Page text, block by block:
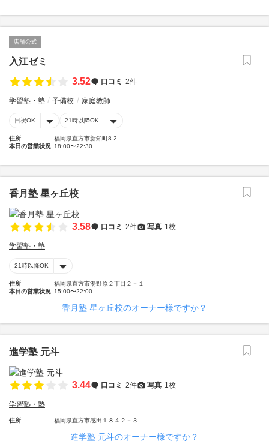
店舗公式
入江ゼミ
3.52
口コミ 2件
学習塾・塾 予備校 家庭教師
日祝OK 21時以降OK
住所
福岡県直方市新知町8-2
本日の営業状況 18:00〜22:30
香月塾 星ヶ丘校
3.58 口コミ 2件 写真 1枚
学習塾・塾
21時以降OK
住所
福岡県直方市湯野原２丁目２－１
本日の営業状況 15:00〜22:00
香月塾 星ヶ丘校のオーナー様ですか？
進学塾 元斗
3.44 口コミ 2件 写真 1枚
学習塾・塾
住所 福岡県直方市感田１８４２－３
進学塾 元斗のオーナー様ですか？